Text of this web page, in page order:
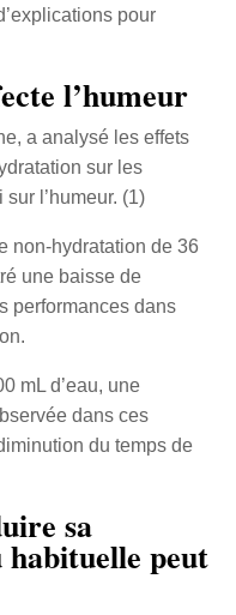
pour
l’humeur
a analysé les effets
sur les
l’humeur. (1)
non-hydratation de 36
une baisse de
performances dans
mL d’eau, une
dans ces
du temps de
sa
habituelle peut